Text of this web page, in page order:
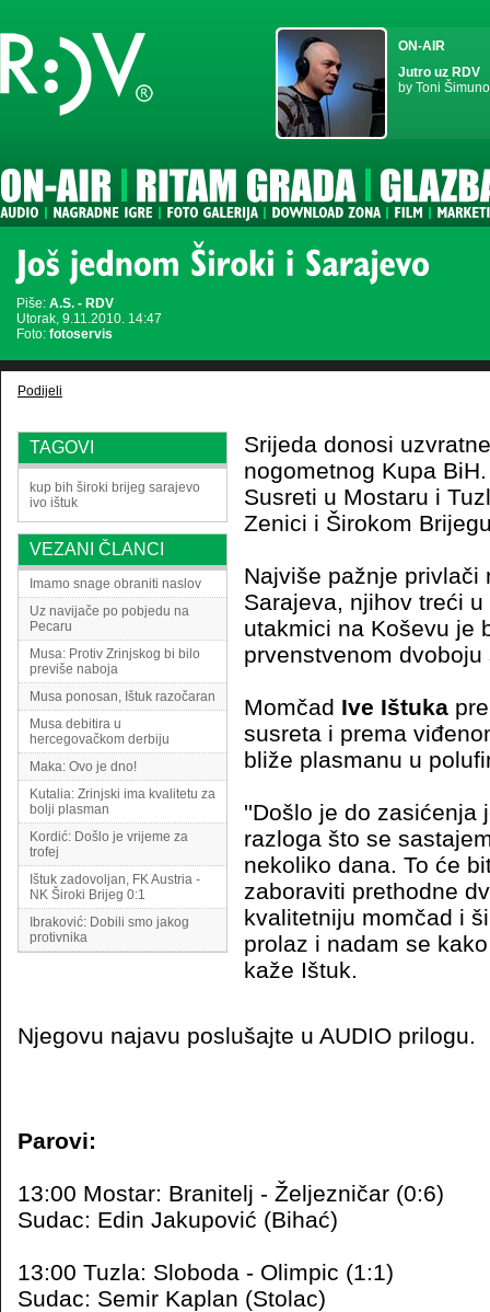
ON-AIR
Jutro uz RDV
by Toni
Piše: A.S. - RDV
Utorak, 9.11.2010. 14:47
Foto: fotoservis
Podijeli
TAGOVI
kup bih široki brijeg sarajevo
ivo ištuk
VEZANI ČLANCI
Imamo snage obraniti naslov
Uz navijače po pobjedu na
Pecaru
Musa: Protiv Zrinjskog bi bilo
previše naboja
Musa ponosan, Ištuk razočaran
Musa debitira u
hercegovačkom derbiju
Maka: Ovo je dno!
Kutalia: Zrinjski ima kvalitetu za
bolji plasman
Kordić: Došlo je vrijeme za
trofej
Ištuk zadovoljan, FK Austria -
NK Široki Brijeg 0:1
Ibraković: Dobili smo jakog
protivnika
Srijeda donosi
nogometnog Kupa BiH.
Susreti u Mostaru i
Zenici i Širokom
Najviše pažnje privlači
Sarajeva, njihov treći
utakmici na Koševu je
prvenstvenom
Momčad Ive Ištuka
susreta i prema
bliže plasmanu u
''Došlo je do zasićenja
razloga što se
nekoliko dana. To će
zaboraviti prethodne
kvalitetniju momčad i
prolaz i nadam se
kaže Ištuk.
Njegovu najavu poslušajte u AUDIO prilogu.
Parovi:
13:00 Mostar: Branitelj - Željezničar (0:6)
Sudac: Edin Jakupović (Bihać)
13:00 Tuzla: Sloboda - Olimpic (1:1)
Sudac: Semir Kaplan (Stolac)